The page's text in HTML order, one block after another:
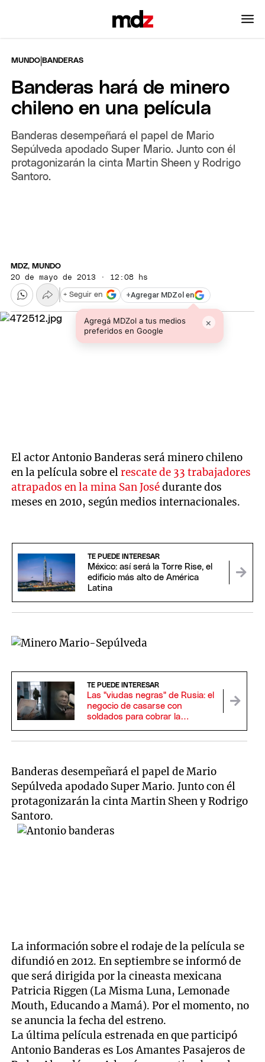
MUNDO |BANDERAS
Banderas hará de minero
chileno en una película
Banderas desempeñará el papel de Mario
Sepúlveda apodado Super Mario. Junto con él
protagonizarán la cinta Martin Sheen y Rodrigo
Santoro.
MDZ, MUNDO
20 de mayo de 2013 · 12:08 hs
+Agregar MDZol en
Agregá MDZol a tus medios
preferidos en Google
×
+ Seguir en
El actor Antonio Banderas será minero chileno
en la película sobre elrescate de 33 trabajadores
atrapados en la mina San Josédurante dos
meses en 2010, según medios internacionales.
TE PUEDE INTERESAR
México: así será la Torre Rise, el
edificio más alto de América
Latina
TE PUEDE INTERESAR
Las "viudas negras" de Rusia: el
negocio de casarse con
soldados para cobrar la
Banderas desempeñará el papel de Mario
Sepúlveda apodado Super Mario. Junto con él
protagonizarán la cinta Martin Sheen y Rodrigo
Santoro.
La información sobre el rodaje de la película se
difundió en 2012. En septiembre se informó de
que será dirigida por la cineasta mexicana
Patricia Riggen (La Misma Luna, Lemonade
Mouth, Educando a Mamá). Por el momento, no
se anuncia la fecha del estreno.
La última película estrenada en que participó
Antonio Banderas es Los Amantes Pasajeros de